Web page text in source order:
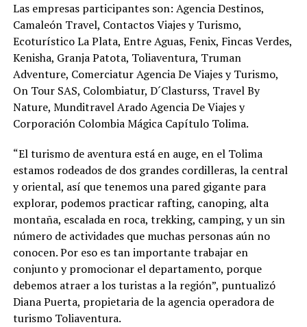
Las empresas participantes son: Agencia Destinos,
Camaleón Travel, Contactos Viajes y Turismo,
Ecoturístico La Plata, Entre Aguas, Fenix, Fincas Verdes,
Kenisha, Granja Patota, Toliaventura, Truman
Adventure, Comerciatur Agencia De Viajes y Turismo,
On Tour SAS, Colombiatur, D´Clasturss, Travel By
Nature, Munditravel Arado Agencia De Viajes y
Corporación Colombia Mágica Capítulo Tolima.
“El turismo de aventura está en auge, en el Tolima
estamos rodeados de dos grandes cordilleras, la central
y oriental, así que tenemos una pared gigante para
explorar, podemos practicar rafting, canoping, alta
montaña, escalada en roca, trekking, camping, y un sin
número de actividades que muchas personas aún no
conocen. Por eso es tan importante trabajar en
conjunto y promocionar el departamento, porque
debemos atraer a los turistas a la región”, puntualizó
Diana Puerta, propietaria de la agencia operadora de
turismo Toliaventura.